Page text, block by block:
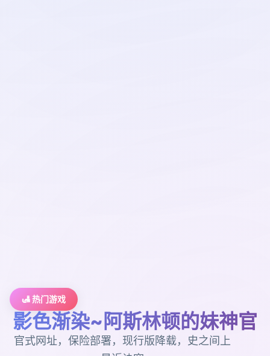
🛃 热门游戏
影色渐染~阿斯林顿的妹神官
官式网址，保险部署，现行版降载，史之间上